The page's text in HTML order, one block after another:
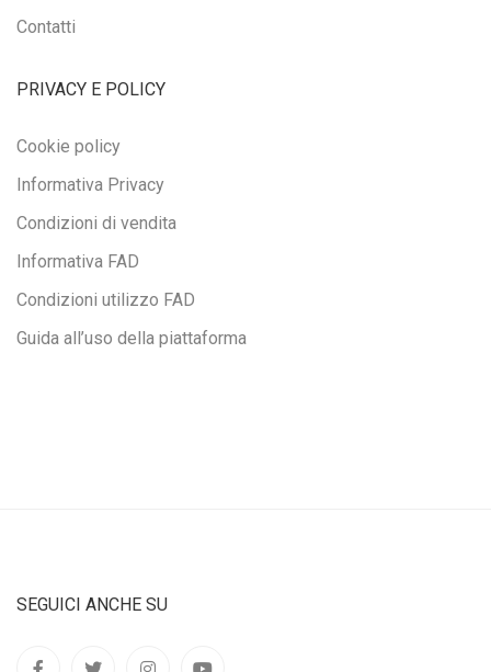
Contatti
PRIVACY E POLICY
Cookie policy
Informativa Privacy
Condizioni di vendita
Informativa FAD
Condizioni utilizzo FAD
Guida all’uso della piattaforma
SEGUICI ANCHE SU